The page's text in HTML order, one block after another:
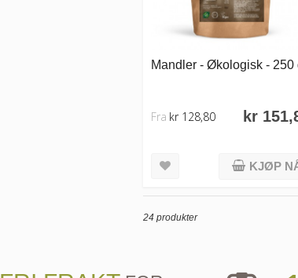
Mandler - Økologisk - 250
kr
Fra kr 128,80
KJØP
24 produkter